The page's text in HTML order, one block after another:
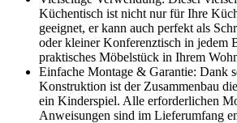
Küchentisch ist nicht nur für Ihre
geeignet, er kann auch perfekt als
oder kleiner Konferenztisch in jedem
praktisches Möbelstück in Ihrem
Einfache Montage & Garantie: Dank
Konstruktion ist der Zusammenbau
ein Kinderspiel. Alle erforderlichen
Anweisungen sind im Lieferumfang